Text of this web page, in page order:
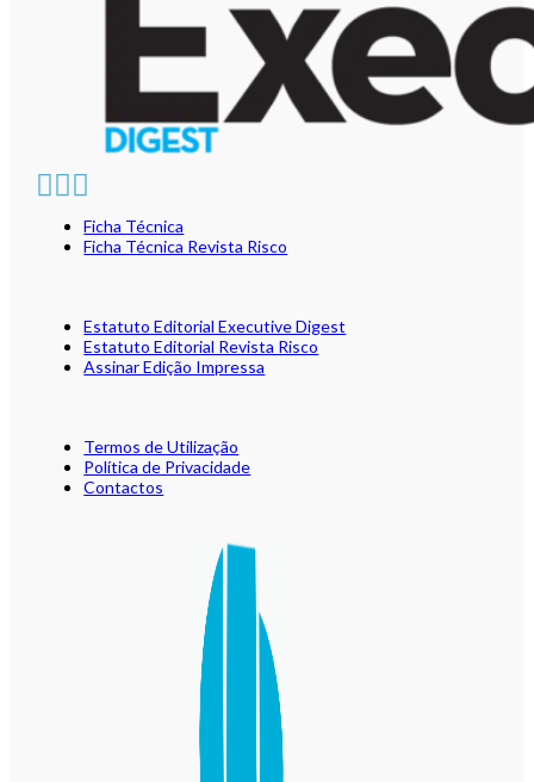
Ficha Técnica
Ficha Técnica Revista Risco
Estatuto Editorial Executive Digest
Estatuto Editorial Revista Risco
Assinar Edição Impressa
Termos de Utilização
Política de Privacidade
Contactos